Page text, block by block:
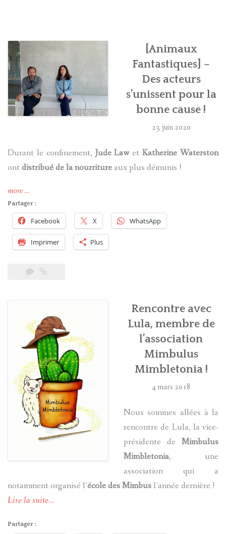
LES ACTEURS
J.K. ROWLING
PRODUITS DÉRIVÉS
A PROPOS
[Animaux
Fantastiques] –
Des acteurs
s’unissent pour la
bonne cause !
23 juin 2020
Durant le confinement,Jude LawetKatherine Waterston
ont distribué de la nourritureaux plus démunis !
more« [Animaux
Fantastiques]
–
Des
acteurs
s’unissent
la
…
Partager :
Facebook X WhatsApp
Imprimer Plus
Rencontre avec
Lula, membre de
l’association
Mimbulus
Mimbletonia !
4 mars 2018
Nous sommes allées à la
rencontre de Lula, la vice-
présidente de Mimbulus
Mimbletonia, une
association qui a
notamment organisé l’école des Mimbusl’année dernière !
Lire la suite…
Partager :